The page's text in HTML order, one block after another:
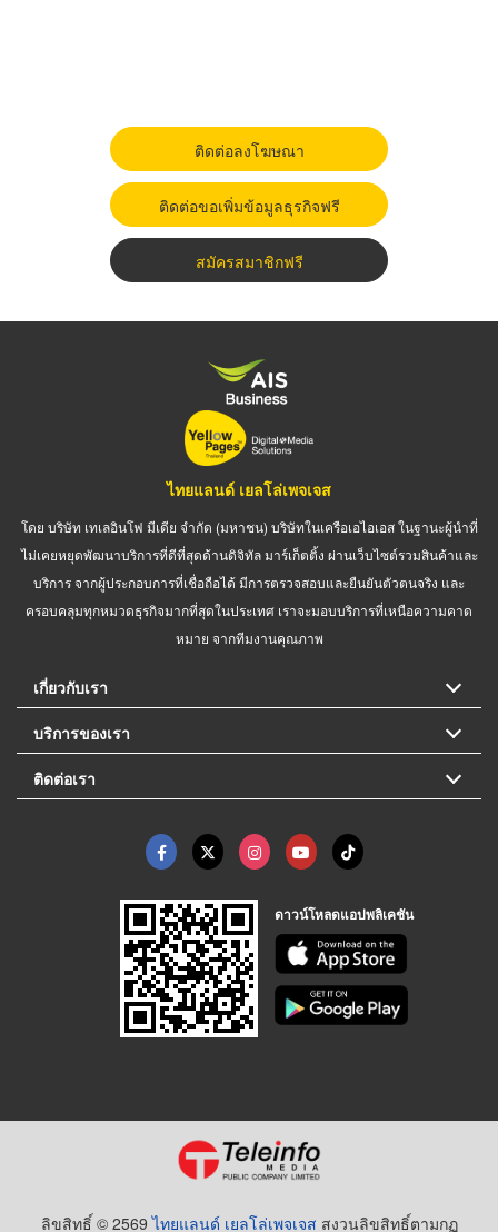
ติดต่อลงโฆษณา
ติดต่อขอเพิ่มข้อมูลธุรกิจฟรี
สมัครสมาชิกฟรี
ไทยแลนด์ เยลโล่เพจเจส
โดย บริษัท เทเลอินโฟ มีเดีย จำกัด (มหาชน) บริษัทในเครือเอไอเอส ในฐานะผู้นำที่
ไม่เคยหยุดพัฒนาบริการที่ดีที่สุดด้านดิจิทัล มาร์เก็ตติ้ง ผ่านเว็บไซต์รวมสินค้าและ
บริการ จากผู้ประกอบการที่เชื่อถือได้ มีการตรวจสอบและยืนยันตัวตนจริง และ
ครอบคลุมทุกหมวดธุรกิจมากที่สุดในประเทศ เราจะมอบบริการที่เหนือความคาด
หมาย จากทีมงานคุณภาพ
เกี่ยวกับเรา
บริการของเรา
ติดต่อเรา
ดาวน์โหลดแอปพลิเคชัน
ลิขสิทธิ์ © 2569ไทยแลนด์ เยลโล่เพจเจส สงวนลิขสิทธิ์ตามกฏ